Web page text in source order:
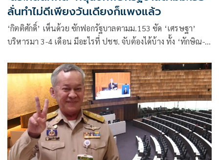
ลั่นทำไม่ดีเพียงวันเดียงก็แพงแล้ว
‘กิตติศักดิ์’ เห็นด้วย ซักฟอกรัฐบาลตามม.153 ซัด ‘เศรษฐา’
บริหารมา 3-4 เดือน มีอะไรที่ ปชช. จับต้องได้บ้าง ทั้ง ‘ทักษิณ-